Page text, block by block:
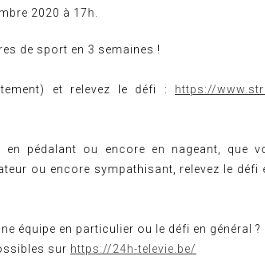
2020 à 17h.
de sport en 3 semaines !
et relevez le défi : https://
en pédalant ou encore en nageant, que
ou encore sympathisant, relevez le défi
équipe en particulier ou le défi en général ?
sur https://24h-televie.be/